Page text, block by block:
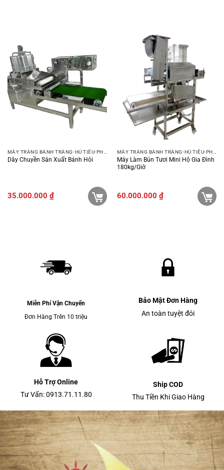
MÁY TRÁNG BÁNH TRÁNG-HỦ TIẾU-PHỞ-BÚN
Dây Chuyền Sản Xuất Bánh Hỏi
35.000.000 ₫
MÁY TRÁNG BÁNH TRÁNG-HỦ TIẾU-PHỞ-BÚN
Máy Làm Bún Tươi Mini Hộ Gia Đình
180kg/giờ
60.000.000 ₫
Miễn Phí Vận Chuyển
Đơn Hàng Trên 10 triệu
Bảo Mật Đơn Hàng
An toàn tuyệt đói
Hỗ Trợ Online
Tư Vấn: 0913.71.11.80
Ship COD
Thu Tiền Khi Giao Hàng